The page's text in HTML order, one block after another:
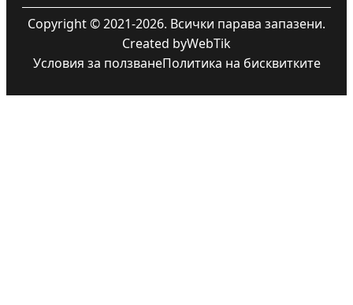
Copyright © 2021-2026. Всички парава запазени.
Created byWebTik
Условия за ползванеПолитика на бисквитките